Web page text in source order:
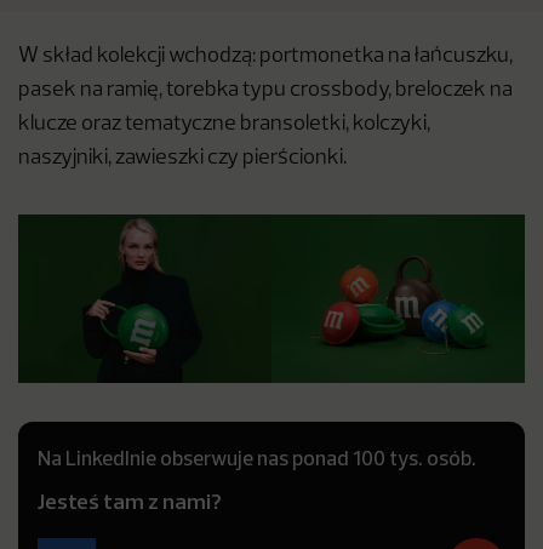
W skład kolekcji wchodzą: portmonetka na łańcuszku,
pasek na ramię, torebka typu crossbody, breloczek na
klucze oraz tematyczne bransoletki, kolczyki,
naszyjniki, zawieszki czy pierścionki.
Na LinkedInie obserwuje nas ponad 100 tys. osób.
Jesteś tam z nami?